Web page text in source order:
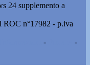
24 supplemento a
ROC n°17982 - p.iva
-
-